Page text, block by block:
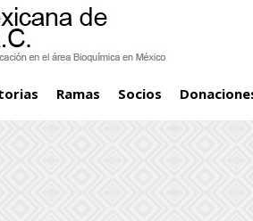
Ramas Socios